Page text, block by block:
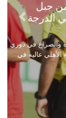
في
Next